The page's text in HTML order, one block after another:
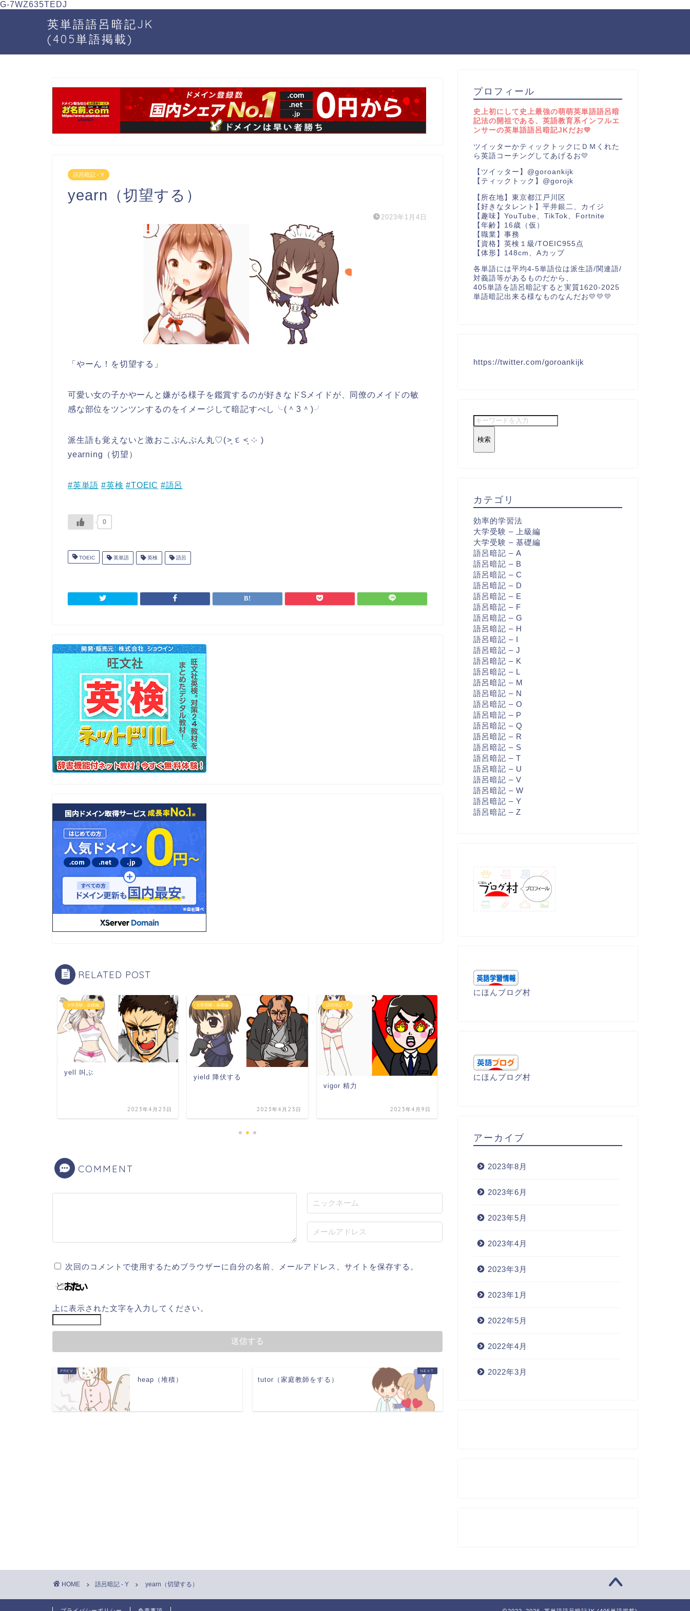
G-7WZ635TEDJ
英単語語呂暗記JK
(405単語掲載)
語呂暗記 - Y
yearn（切望する）
2023年1月4日
「やーん！を切望する」
可愛い女の子かやーんと嫌がる様子を鑑賞するのが好きなドSメイドが、同僚のメイドの敏
感な部位をツンツンするのをイメージして暗記すべし╰⁠(⁠＾⁠3⁠＾⁠)⁠╯
派生語も覚えないと激おこぷんぷん丸♡⁠(⁠˃͈⁠ ⁠દ⁠ ⁠˂͈⁠ ⁠༶⁠ ⁠)
yearning（切望）
#英単語 #英検 #TOEIC #語呂
0
TOEIC 英単語 英検 語呂
RELATED POST
大学受験 - 基礎編
yell 叫ぶ
2023年4月23日
大学受験 - 基礎編
yield 降伏する
2023年4月23日
語呂暗記 - Y
vigor 精力
2023年4月9日
yell 叫ぶ
COMMENT
次回のコメントで使用するためブラウザーに自分の名前、メールアドレス、サイトを保存する。
上に表示された文字を入力してください。
heap（堆積） tutor（家庭教師をする）
プロフィール
史上初にして史上最強の萌萌英単語語呂暗
記法の開祖である、英語教育系インフルエ
ンサーの英単語語呂暗記JKだお💛
ツイッターかティックトックにＤＭくれた
ら英語コーチングしてあげるお💛
【ツイッター】@goroankijk
【ティックトック】@gorojk
【所在地】東京都江戸川区
【好きなタレント】平井銀二、カイジ
【趣味】YouTube、TikTok、Fortnite
【年齢】16歳（仮）
【職業】事務
【資格】英検１級/TOEIC955点
【体形】148cm、Aカップ
各単語には平均4-5単語位は派生語/関連語/
対義語等があるものだから、
405単語を語呂暗記すると実質1620-2025
単語暗記出来る様なものなんだお💛💛💛
https://twitter.com/goroankijk
検索
カテゴリ
効率的学習法
大学受験 – 上級編
大学受験 – 基礎編
語呂暗記 – A
語呂暗記 – B
語呂暗記 – C
語呂暗記 – D
語呂暗記 – E
語呂暗記 – F
語呂暗記 – G
語呂暗記 – H
語呂暗記 – I
語呂暗記 – J
語呂暗記 – K
語呂暗記 – L
語呂暗記 – M
語呂暗記 – N
語呂暗記 – O
語呂暗記 – P
語呂暗記 – Q
語呂暗記 – R
語呂暗記 – S
語呂暗記 – T
語呂暗記 – U
語呂暗記 – V
語呂暗記 – W
語呂暗記 – Y
語呂暗記 – Z
にほんブログ村
にほんブログ村
アーカイブ
2023年8月
2023年6月
2023年5月
2023年4月
2023年3月
2023年1月
2022年5月
2022年4月
2022年3月
HOME 語呂暗記 - Y yearn（切望する）